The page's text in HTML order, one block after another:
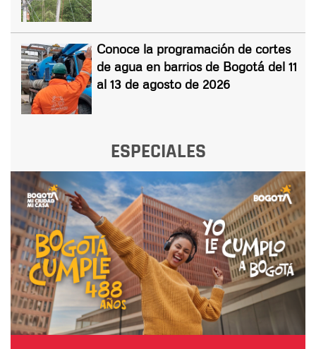
Conoce la programación de cortes
de agua en barrios de Bogotá del 11
al 13 de agosto de 2026
ESPECIALES